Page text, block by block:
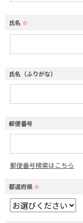
氏名 ※
氏名（ふりがな）
郵便番号
郵便番号検索はこちら
都道府県 ※